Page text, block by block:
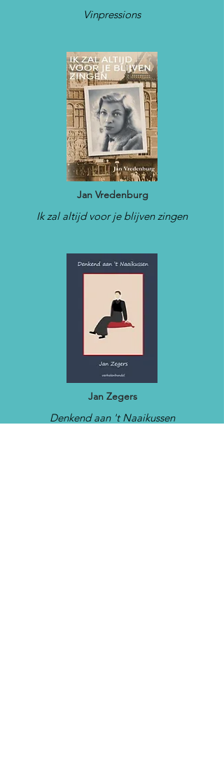
Vinpressions
Jan Vredenburg
Ik zal altijd voor je blijven zingen
Jan Zegers
Denkend aan 't Naaikussen